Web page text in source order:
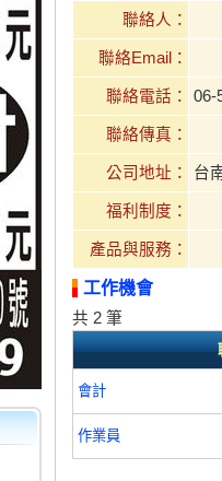
聯絡人：
聯絡Email：
聯絡電話： 06-
聯絡傳真：
公司地址： 台
福利制度：
產品與服務：
工作機會
共 2 筆
會計
作業員